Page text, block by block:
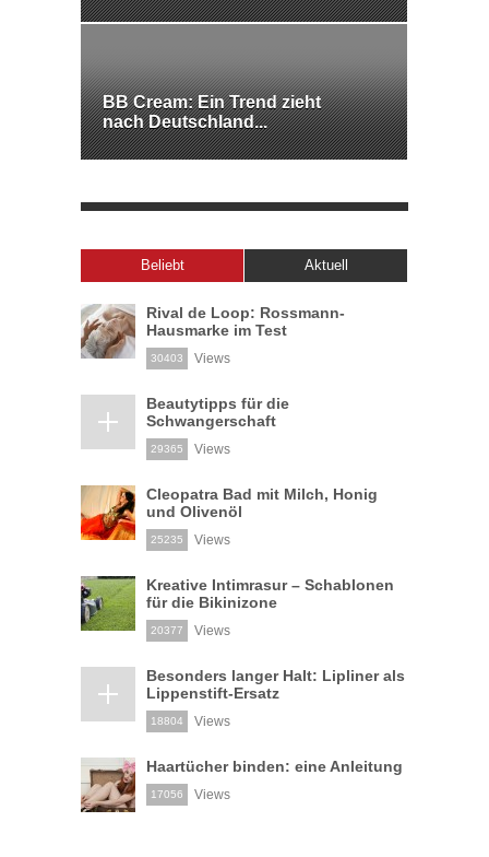
BB Cream: Ein Trend zieht
nach Deutschland...
Beliebt Aktuell
Rival de Loop: Rossmann-
Hausmarke im Test
30403 Views
Beautytipps für die
Schwangerschaft
29365 Views
Cleopatra Bad mit Milch, Honig
und Olivenöl
25235 Views
Kreative Intimrasur – Schablonen
für die Bikinizone
20377 Views
Besonders langer Halt: Lipliner als
Lippenstift-Ersatz
18804 Views
Haartücher binden: eine Anleitung
17056 Views